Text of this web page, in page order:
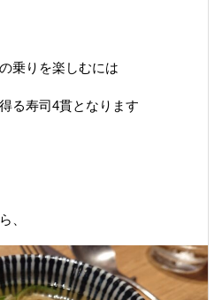
乗りを楽しむには
る寿司4貫となります
、